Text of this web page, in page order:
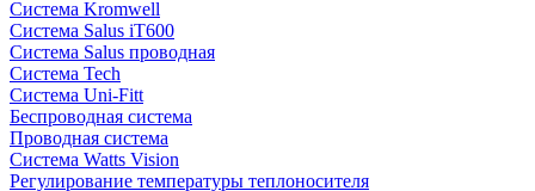
Система Kromwell
Система Salus iT600
Система Salus проводная
Система Tech
Система Uni-Fitt
Беспроводная система
Проводная система
Система Watts Vision
Регулирование температуры теплоносителя